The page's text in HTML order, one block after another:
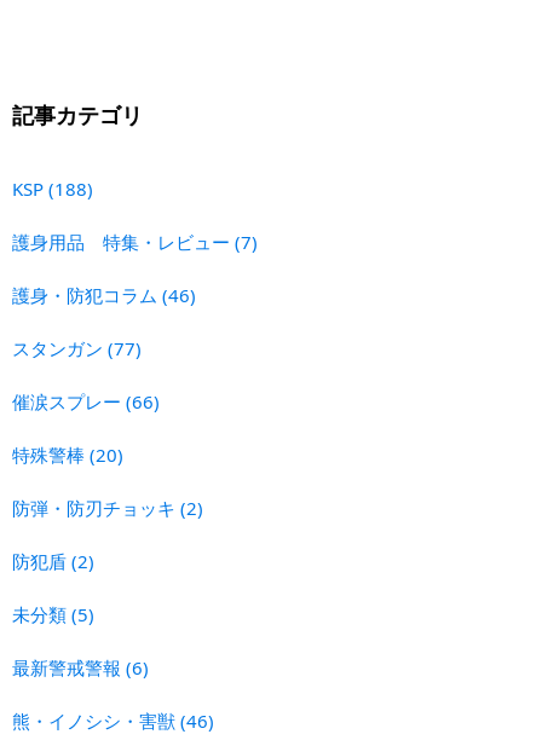
記事カテゴリ
KSP (188)
護身用品 特集・レビュー (7)
護身・防犯コラム (46)
スタンガン (77)
催涙スプレー (66)
特殊警棒 (20)
防弾・防刃チョッキ (2)
防犯盾 (2)
未分類 (5)
最新警戒警報 (6)
熊・イノシシ・害獣 (46)